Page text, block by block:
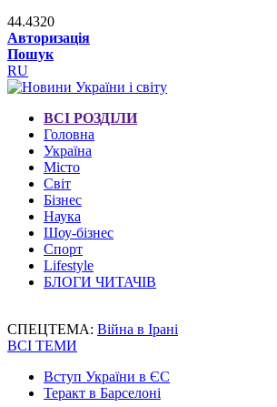
44.4320
Авторизація
Пошук
RU
ВСІ РОЗДІЛИ
Головна
Україна
Місто
Світ
Бізнес
Наука
Шоу-бізнес
Спорт
Lifestyle
БЛОГИ ЧИТАЧІВ
СПЕЦТЕМА: Війна в Ірані
ВСІ ТЕМИ
Вступ України в ЄС
Теракт в Барселоні